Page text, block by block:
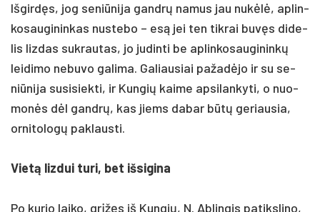
Iš­girdęs, jog se­niū­ni­ja gandrų na­mus jau nu­kėlė, ap­lin­
ko­sau­gi­nin­kas nu­ste­bo – esą jei ten tik­rai buvęs di­de­
lis liz­das su­krau­tas, jo ju­din­ti be ap­lin­ko­sau­gi­ninkų
lei­di­mo ne­bu­vo ga­li­ma. Ga­liau­siai pa­žadė­jo ir su se­
niū­ni­ja su­si­siek­ti, ir Kun­gių kai­me ap­si­lan­ky­ti, o nuo­
monės dėl gandrų, kas jiems da­bar būtų ge­riau­sia,
or­ni­to­logų pa­klaus­ti.
Vietą liz­dui tu­ri, bet iš­si­gi­na
Po ku­rio lai­ko, grįžęs iš Kun­gių, N. Ab­lin­gis pa­tiks­li­no,